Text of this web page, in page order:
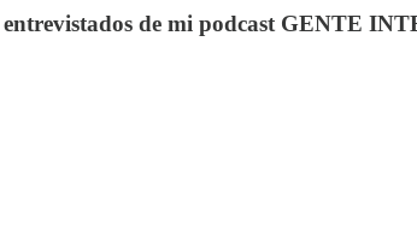
de mi podcast GENTE